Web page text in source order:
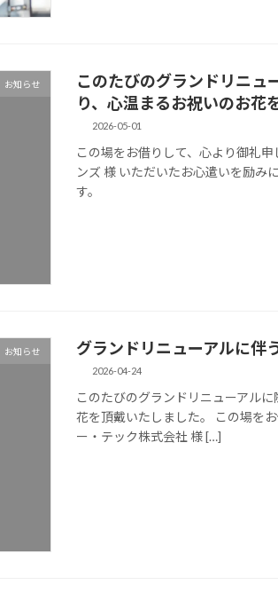
お知らせ
このたびのグランドリニュ
り、心温まるお祝いのお花
2026-05-01
この場をお借りして、心より御礼
ンズ 様 いただいたお心遣いを励み
す。
お知らせ グランドリニューアルに伴
2026-04-24
このたびのグランドリニューアル
花を頂戴いたしました。 この場を
ー・テック株式会社 様 […]